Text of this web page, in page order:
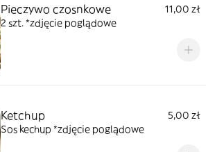
Pieczywo czosnkowe
11,00 zł
2 szt. *zdjęcie poglądowe
Ketchup
5,00 zł
Sos kechup *zdjęcie poglądowe